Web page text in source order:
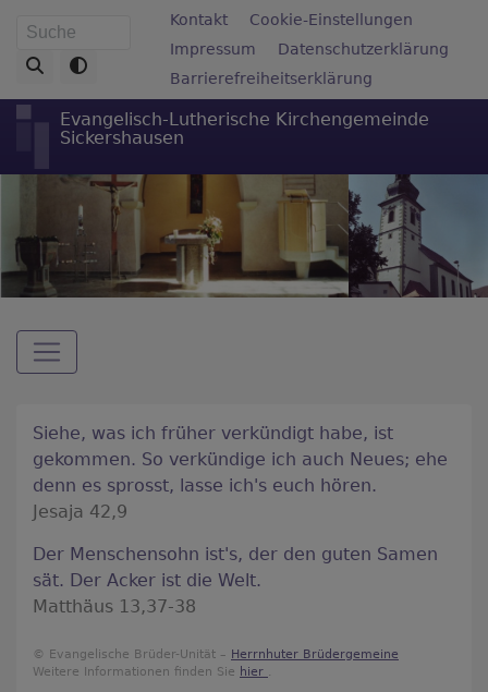
zum
Inhalt
Suche Fußbereichsmenü
Kontakt
Cookie-Einstellungen
Impressum
Datenschutzerklärung
Barrierefreiheitserklärung
Evangelisch-Lutherische Kirchengemeinde
Sickershausen
Hauptnavigation
Siehe, was ich früher verkündigt habe, ist
gekommen. So verkündige ich auch Neues; ehe
denn es sprosst, lasse ich's euch hören.
Jesaja 42,9
Der Menschensohn ist's, der den guten Samen
sät. Der Acker ist die Welt.
Matthäus 13,37-38
© Evangelische Brüder-Unität – Herrnhuter Brüdergemeine
Weitere Informationen finden Sie hier .